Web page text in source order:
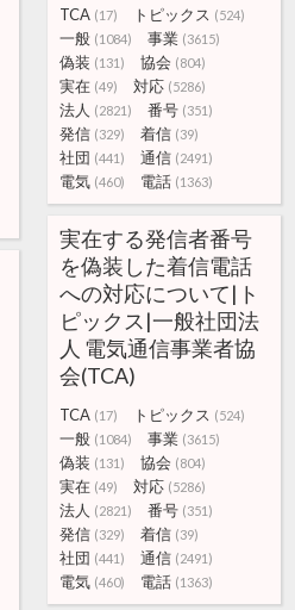
TCA (17) トピックス (524)
一般 (1084) 事業 (3615)
偽装 (131) 協会 (804)
実在 (49) 対応 (5286)
法人 (2821) 番号 (351)
発信 (329) 着信 (39)
社団 (441) 通信 (2491)
電気 (460) 電話 (1363)
実在する発信者番号
を偽装した着信電話
への対応について|ト
ピックス|一般社団法
人 電気通信事業者協
会(TCA)
TCA (17) トピックス (524)
一般 (1084) 事業 (3615)
偽装 (131) 協会 (804)
実在 (49) 対応 (5286)
法人 (2821) 番号 (351)
発信 (329) 着信 (39)
社団 (441) 通信 (2491)
電気 (460) 電話 (1363)